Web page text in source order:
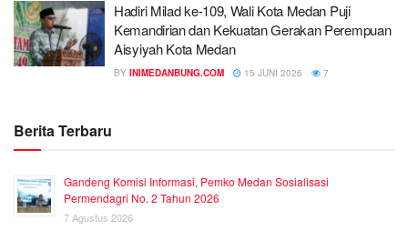
Hadiri Milad ke-109, Wali Kota Medan Puji
Kemandirian dan Kekuatan Gerakan Perempuan
Aisyiyah Kota Medan
BY INIMEDANBUNG.COM 15 JUNI 2026 7
Berita Terbaru
Gandeng Komisi Informasi, Pemko Medan Sosialisasi
Permendagri No. 2 Tahun 2026
7 Agustus 2026